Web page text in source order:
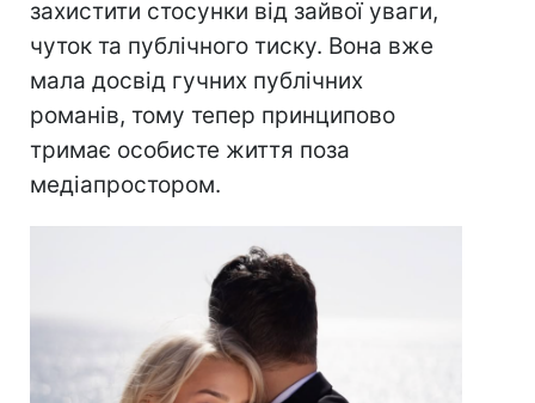
захистити стосунки від зайвої уваги,
чуток та публічного тиску. Вона вже
мала досвід гучних публічних
романів, тому тепер принципово
тримає особисте життя поза
медіапростором.